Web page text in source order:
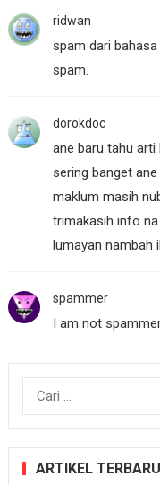
ridwan
spam dari
spam.
dorokdoc
ane baru tahu arti
sering banget ane
maklum masih
trimakasih info na
lumayan nambah
spammer
I am not
Cari
ARTIKEL TERBARU